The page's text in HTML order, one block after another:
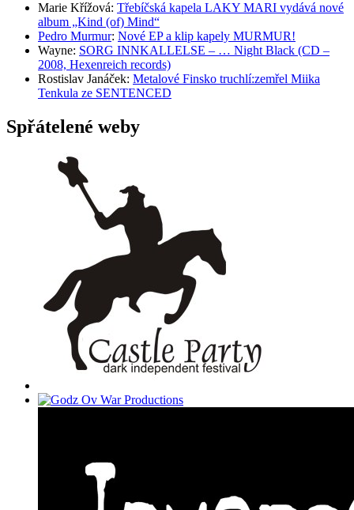
Marie Křížová: Třebíčská kapela LAKY MARI vydává nové
album „Kind (of) Mind“
Pedro Murmur: Nové EP a klip kapely MURMUR!
Wayne: SORG INNKALLELSE – … Night Black (CD –
2008, Hexenreich records)
Rostislav Janáček: Metalové Finsko truchlí:zemřel Miika
Tenkula ze SENTENCED
Spřátelené weby